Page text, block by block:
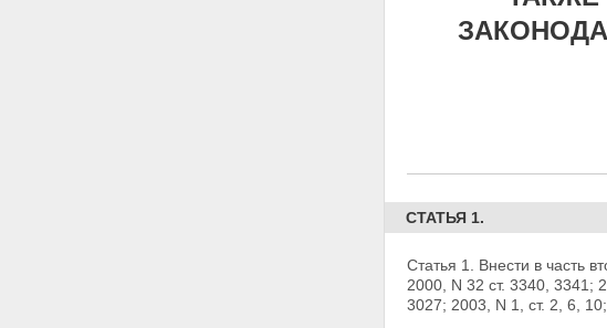
СТАТЬЯ 1.
Статья 1. Внести в часть
2000, N 32 ст. 3340, 3341;
3027; 2003, N 1, ст. 2, 6,